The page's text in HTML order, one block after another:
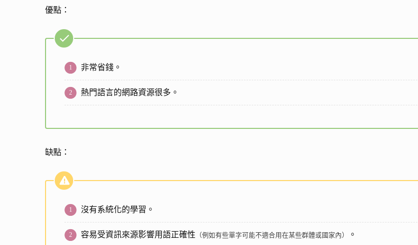
優點：
非常省錢。
熱門語言的網路資源很多。
缺點：
沒有系統化的學習。
容易受資訊來源影響用語正確性 （例如有些單字可能不適合用在某些群體或國家內） 。